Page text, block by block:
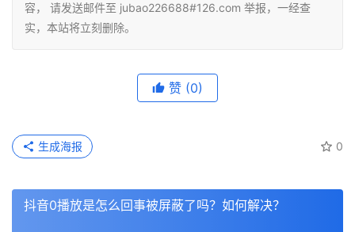
容， 请发送邮件至 jubao226688#126.com 举报，一经查
实，本站将立刻删除。
赞 (0)
0
生成海报
抖音0播放是怎么回事被屏蔽了吗？如何解决？